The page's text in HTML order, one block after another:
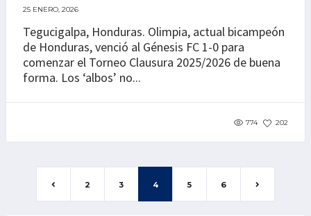
25 ENERO, 2026
Tegucigalpa, Honduras. Olimpia, actual bicampeón
de Honduras, venció al Génesis FC 1-0 para
comenzar el Torneo Clausura 2025/2026 de buena
forma. Los ‘albos’ no...
774 202
2 3 4 5 6